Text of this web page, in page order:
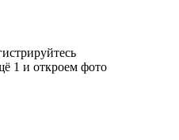
1 и откроем фото